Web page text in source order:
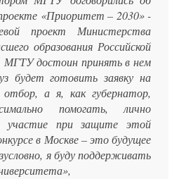
«Приоритет – 2030» -
проект Министерства
образования Российской
МГТУ достоин принять в нем
будет готовить заявку на
отбор, а я, как губернатор,
помогать, лично
участие при защите этой
в Москве – это будущее
я буду поддерживать